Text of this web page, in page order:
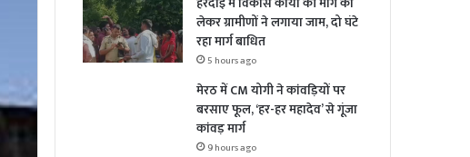
लेकर ग्रामीणों ने लगाया जाम, दो घंटे
रहा मार्ग बाधित
5 hours ago
मेरठ में CM योगी ने कांवड़ियों पर
बरसाए फूल, ‘हर-हर महादेव’ से गूंजा
कांवड़ मार्ग
9 hours ago